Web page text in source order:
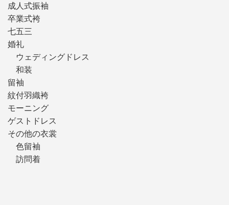
成人式振袖
卒業式袴
七五三
婚礼
ウェディングドレス
和装
留袖
紋付羽織袴
モーニング
ゲストドレス
その他の衣裳
色留袖
訪問着